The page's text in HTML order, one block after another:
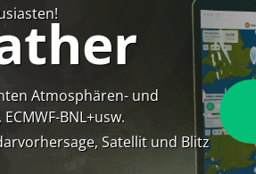
Atmosphären- und
BNL+usw.
Satellit und Blitz